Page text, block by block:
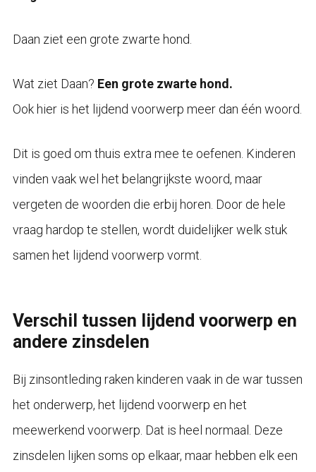
Daan ziet een grote zwarte hond.
Wat ziet Daan? Een grote zwarte hond.
Ook hier is het lijdend voorwerp meer dan één woord.
Dit is goed om thuis extra mee te oefenen. Kinderen
vinden vaak wel het belangrijkste woord, maar
vergeten de woorden die erbij horen. Door de hele
vraag hardop te stellen, wordt duidelijker welk stuk
samen het lijdend voorwerp vormt.
Verschil tussen lijdend voorwerp en
andere zinsdelen
Bij zinsontleding raken kinderen vaak in de war tussen
het onderwerp, het lijdend voorwerp en het
meewerkend voorwerp. Dat is heel normaal. Deze
zinsdelen lijken soms op elkaar, maar hebben elk een